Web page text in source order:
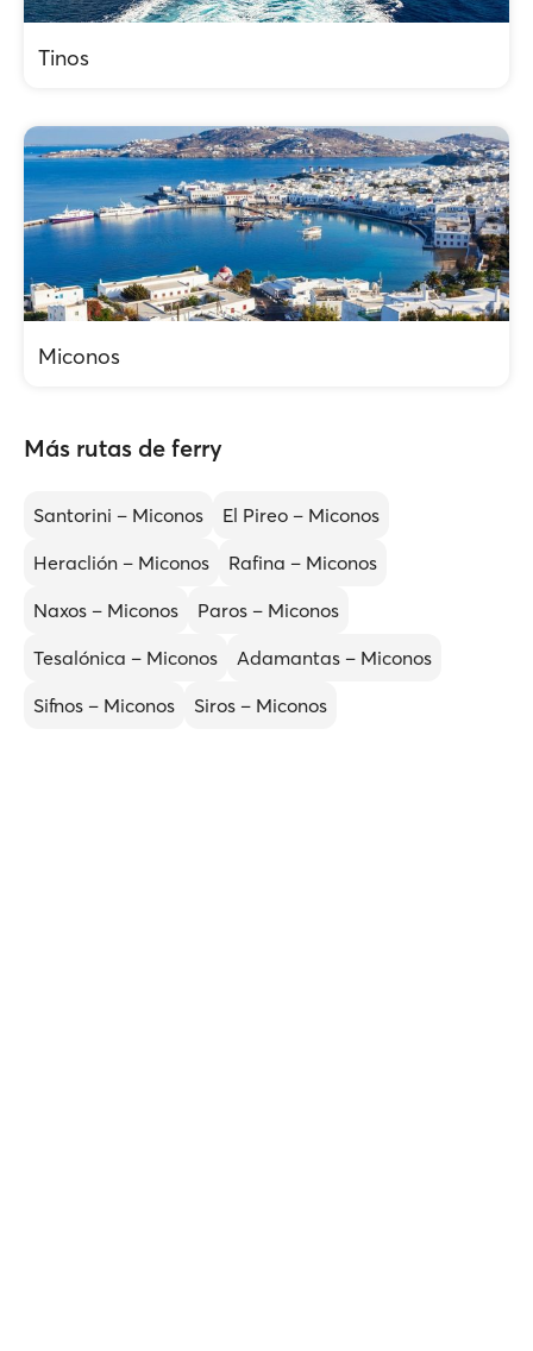
Tinos
Miconos
Más rutas de ferry
Santorini – Miconos
El Pireo – Miconos
Heraclión – Miconos
Rafina – Miconos
Naxos – Miconos
Paros – Miconos
Tesalónica – Miconos
Adamantas – Miconos
Sifnos – Miconos
Siros – Miconos